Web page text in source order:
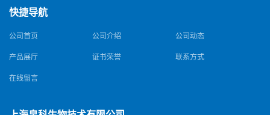
快捷导航
公司首页 公司介绍 公司动态
产品展厅 证书荣誉 联系方式
在线留言